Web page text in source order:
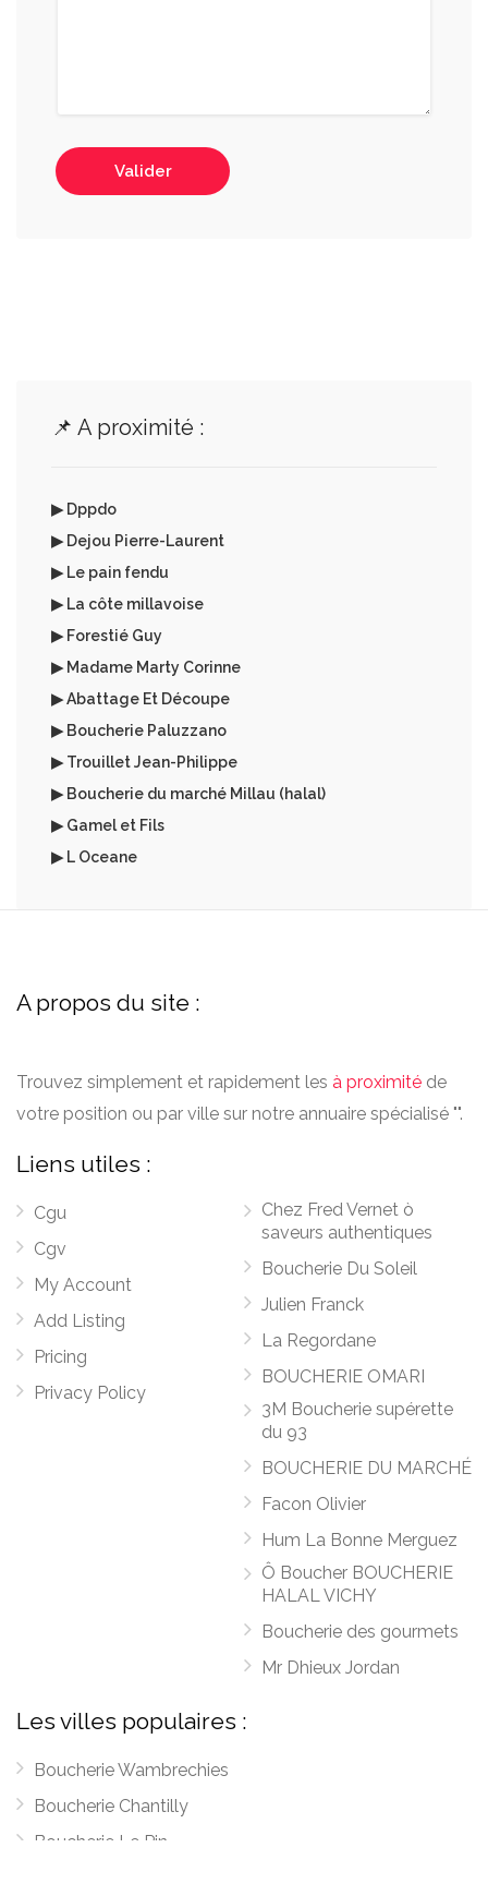
Valider
📌 A proximité :
▶ Dppdo
▶ Dejou Pierre-Laurent
▶ Le pain fendu
▶ La côte millavoise
▶ Forestié Guy
▶ Madame Marty Corinne
▶ Abattage Et Découpe
▶ Boucherie Paluzzano
▶ Trouillet Jean-Philippe
▶ Boucherie du marché Millau (halal)
▶ Gamel et Fils
▶ L Oceane
A propos du site :
Trouvez simplement et rapidement les à proximité de
votre position ou par ville sur notre annuaire spécialisé "".
Liens utiles :
Cgu
Cgv
My Account
Add Listing
Pricing
Privacy Policy
Chez Fred Vernet ò
saveurs authentiques
Boucherie Du Soleil
Julien Franck
La Regordane
BOUCHERIE OMARI
3M Boucherie supérette
du 93
BOUCHERIE DU MARCHÉ
Facon Olivier
Hum La Bonne Merguez
Ô Boucher BOUCHERIE
HALAL VICHY
Boucherie des gourmets
Mr Dhieux Jordan
Les villes populaires :
Boucherie Wambrechies
Boucherie Chantilly
Boucherie Le Pin